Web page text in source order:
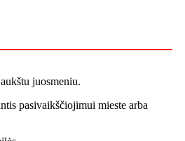
juosmeniu.
pasivaikščiojimui mieste arba